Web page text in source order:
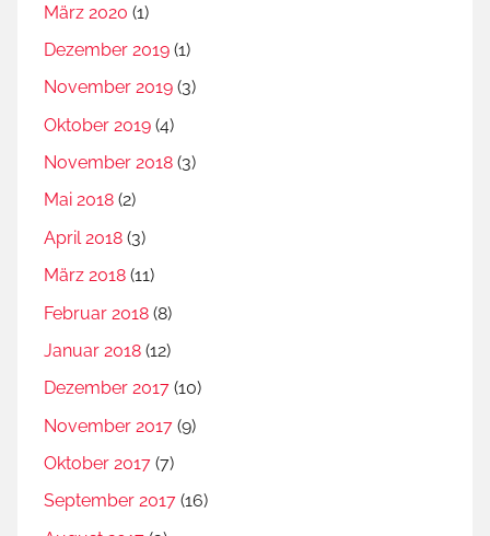
März 2020 (1)
Dezember 2019 (1)
November 2019 (3)
Oktober 2019 (4)
November 2018 (3)
Mai 2018 (2)
April 2018 (3)
März 2018 (11)
Februar 2018 (8)
Januar 2018 (12)
Dezember 2017 (10)
November 2017 (9)
Oktober 2017 (7)
September 2017 (16)